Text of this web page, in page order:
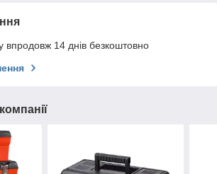
впродовж 14 днів безкоштовно